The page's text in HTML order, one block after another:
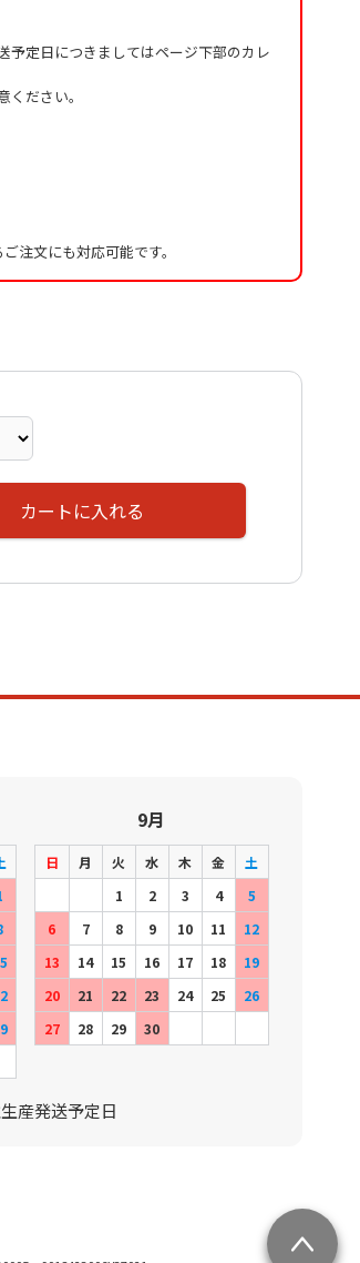
予定日につきましてはページ下部のカレ
ださい。
注文にも対応可能です。
カートに入れる
9月
日 月 火 水 木 金
土
1
2 3 4
5
6
7 8 9 10 11
12
13
14 15 16 17 18
19
20
21 22 23 24 25
26
27
28 29 30
産発送予定日